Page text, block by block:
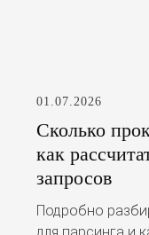
01.07.2026
Сколько
как
запросов
Подробно